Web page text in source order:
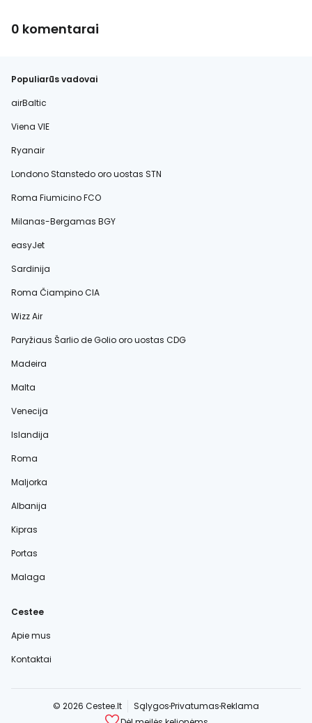
0 komentarai
Populiarūs vadovai
airBaltic
Viena VIE
Ryanair
Londono Stanstedo oro uostas STN
Roma Fiumicino FCO
Milanas-Bergamas BGY
easyJet
Sardinija
Roma Čiampino CIA
Wizz Air
Paryžiaus Šarlio de Golio oro uostas CDG
Madeira
Malta
Venecija
Islandija
Roma
Maljorka
Albanija
Kipras
Portas
Malaga
Cestee
Apie mus
Kontaktai
© 2026 Cestee.lt SąlygosPrivatumasReklama